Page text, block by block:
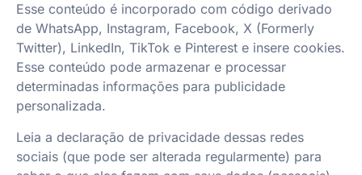
Esse conteúdo é incorporado com código derivado
de WhatsApp, Instagram, Facebook, X (Formerly
Twitter), LinkedIn, TikTok e Pinterest e insere cookies.
Esse conteúdo pode armazenar e processar
determinadas informações para publicidade
personalizada.
Leia a declaração de privacidade dessas redes
sociais (que pode ser alterada regularmente) para